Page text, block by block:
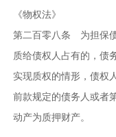
《物权法》
第二百零八条 为担保
质给债权人占有的，债
实现质权的情形，债权
前款规定的债务人或者
动产为质押财产。